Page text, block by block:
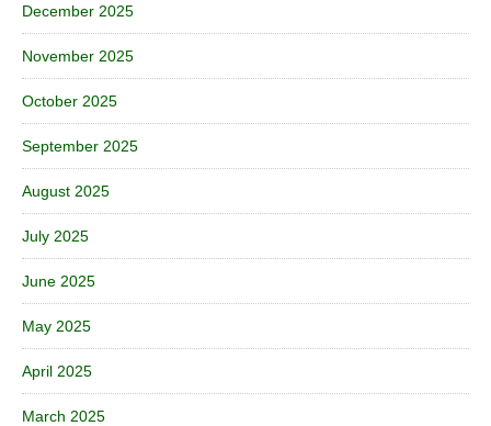
December 2025
November 2025
October 2025
September 2025
August 2025
July 2025
June 2025
May 2025
April 2025
March 2025